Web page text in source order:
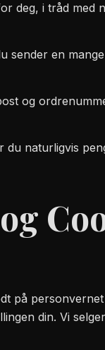
deg, i tråd med
sender en
og
naturligvis
på
din. Vi selger